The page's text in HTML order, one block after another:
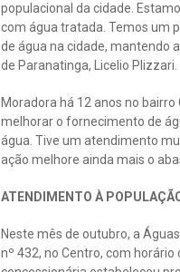
populacional da cidade.
com água tratada. Temos um
de água na cidade, mantendo
de Paranatinga, Licelio Plizzari.
Moradora há 12 anos no
melhorar o fornecimento de
água. Tive um atendimento
ação melhore ainda mais o
ATENDIMENTO À
Neste mês de outubro, a
nº 432, no Centro, com